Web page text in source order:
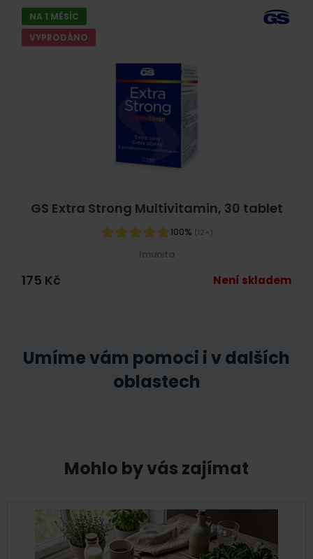
GS Extra Strong Multivitamin, 30 tablet
100% (12×)
NA 1 MĚSÍC
VYPRODÁNO
Imunita
175 Kč Není skladem
Umíme vám pomoci i v dalších
oblastech
Mohlo by vás zajímat